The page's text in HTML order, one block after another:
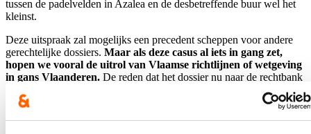
tussen de padelvelden in Azalea en de desbetreffende buur wel het
kleinst.
Deze uitspraak zal mogelijks een precedent scheppen voor andere
gerechtelijke dossiers. Maar als deze casus al iets in gang zet,
hopen we vooral de uitrol van Vlaamse richtlijnen of wetgeving
in gans Vlaanderen. De reden dat het dossier nu naar de rechtbank
ging, is omdat we als stad niet voldoende tools of handvaten hebben
om scheidsrechter te spelen. We werken en adviseren in een vacuüm